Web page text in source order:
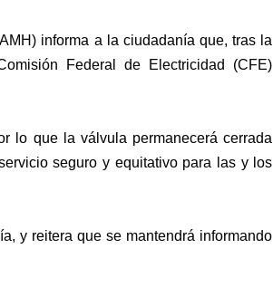
informa a la ciudadanía que, tras la
Federal de Electricidad (CFE)
lo que la válvula permanecerá cerrada
seguro y equitativo para las y los
y reitera que se mantendrá informando